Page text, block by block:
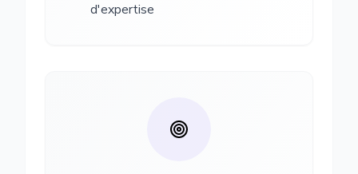
d'expertise